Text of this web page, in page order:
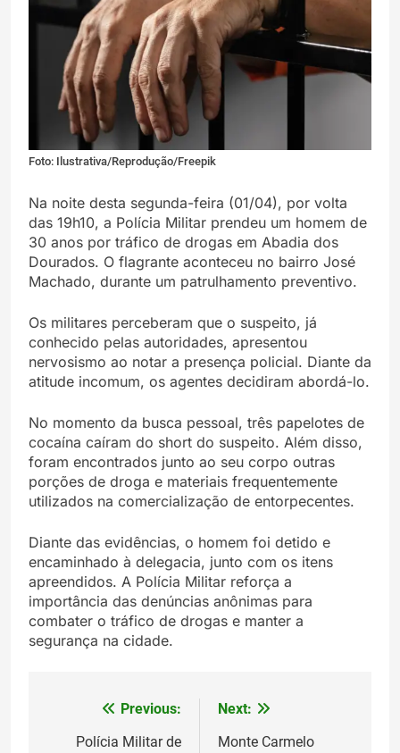
Foto: Ilustrativa/Reprodução/Freepik
Na noite desta segunda-feira (01/04), por volta
das 19h10, a Polícia Militar prendeu um homem de
30 anos por tráfico de drogas em Abadia dos
Dourados. O flagrante aconteceu no bairro José
Machado, durante um patrulhamento preventivo.
Os militares perceberam que o suspeito, já
conhecido pelas autoridades, apresentou
nervosismo ao notar a presença policial. Diante da
atitude incomum, os agentes decidiram abordá-lo.
No momento da busca pessoal, três papelotes de
cocaína caíram do short do suspeito. Além disso,
foram encontrados junto ao seu corpo outras
porções de droga e materiais frequentemente
utilizados na comercialização de entorpecentes.
Diante das evidências, o homem foi detido e
encaminhado à delegacia, junto com os itens
apreendidos. A Polícia Militar reforça a
importância das denúncias anônimas para
combater o tráfico de drogas e manter a
segurança na cidade.
Navegação
Previous:
Polícia Militar de
Next:
Monte Carmelo